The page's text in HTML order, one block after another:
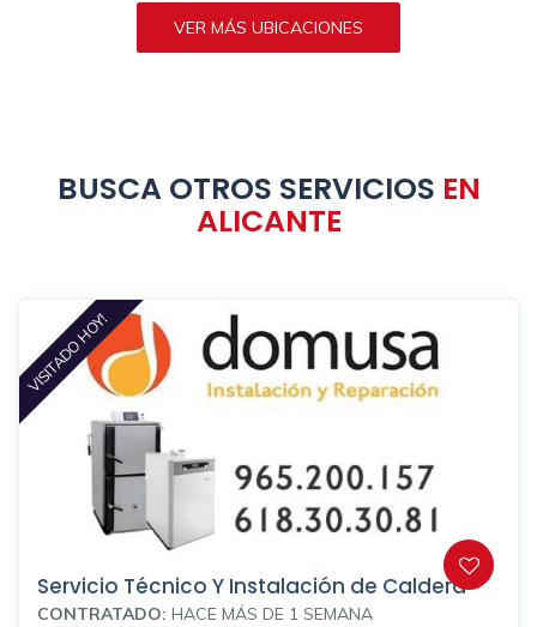
VER MÁS UBICACIONES
BUSCA OTROS SERVICIOS EN
ALICANTE
VISITADO HOY!
Servicio Técnico Y Instalación de Caldera
CONTRATADO: HACE MÁS DE 1 SEMANA